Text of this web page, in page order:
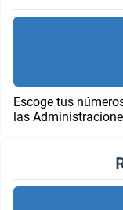
Escoge tus
las